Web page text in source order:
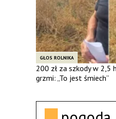
GŁOS ROLNIKA
200 zł za szkody w 2,5
grzmi: „To jest śmiech”